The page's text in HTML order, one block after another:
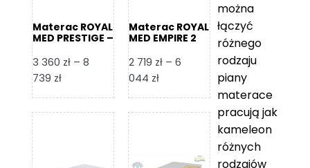
Materac ROYAL
MED PRESTIGE –
3 360 zł – 8
739 złZakres
od
Materac ROYAL
MED EMPIRE 2
2 719 zł – 6
044 złZakres
od
można
łączyć
różnego
rodzaju
piany
materace
pracują jak
kameleon
różnych
rodzajów